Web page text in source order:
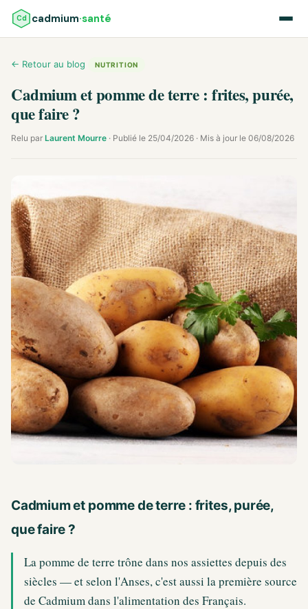
Cd cadmium·santé
← Retour au blog NUTRITION
Cadmium et pomme de terre : frites, purée,
que faire ?
Relu par Laurent Mourre · Publié le 25/04/2026 · Mis à jour le 06/08/2026
Cadmium et pomme de terre : frites, purée,
que faire ?
La pomme de terre trône dans nos assiettes depuis des
siècles — et selon l'Anses, c'est aussi la première source
de Cadmium dans l'alimentation des Français.